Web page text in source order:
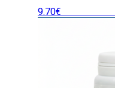
9.70€